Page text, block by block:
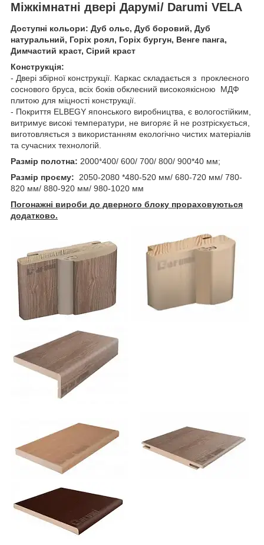
Міжкімнатні двері Дарумі/ Darumi VELA
Доступні кольори: Дуб ольс, Дуб боровий, Дуб
натуральний, Горіх роял, Горіх бургун, Венге панга,
Димчастий краст, Сірий краст
Конструкція:
- Двері збірної конструкції. Каркас складається з проклеєного
соснового бруса, всіх боків обклеєний високоякісною МДФ
плитою для міцності конструкції.
- Покриття ELBEGY японського виробництва, є вологостійким,
витримує високі температури, не вигоряє й не розтріскується,
виготовляється з використанням екологічно чистих матеріалів
та сучасних технологій.
Размір полотна: 2000*400/ 600/ 700/ 800/ 900*40 мм;
Размір проєму: 2050-2080 *480-520 мм/ 680-720 мм/ 780-
820 мм/ 880-920 мм/ 980-1020 мм
Погонажні вироби до дверного блоку прораховуються
додатково.